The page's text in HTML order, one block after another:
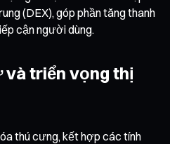
(DEX), góp phần tăng thanh
cận người dùng.
và triển vọng thị
thú cưng, kết hợp các tính